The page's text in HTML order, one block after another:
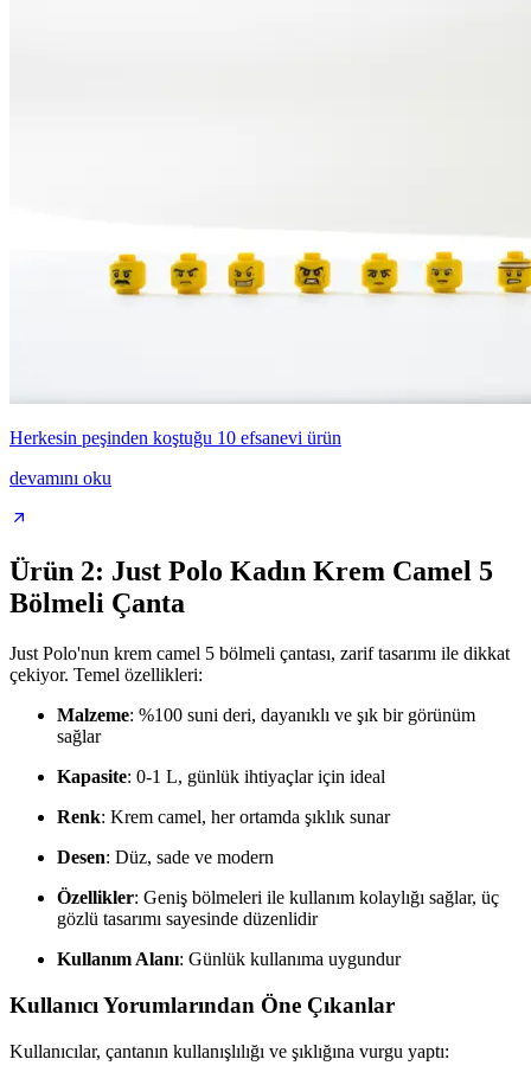
Herkesin peşinden koştuğu 10 efsanevi ürün
devamını oku
Ürün 2: Just Polo Kadın Krem Camel 5
Bölmeli Çanta
Just Polo'nun krem camel 5 bölmeli çantası, zarif tasarımı ile dikkat
çekiyor. Temel özellikleri:
Malzeme: %100 suni deri, dayanıklı ve şık bir görünüm
sağlar
Kapasite: 0-1 L, günlük ihtiyaçlar için ideal
Renk: Krem camel, her ortamda şıklık sunar
Desen: Düz, sade ve modern
Özellikler: Geniş bölmeleri ile kullanım kolaylığı sağlar, üç
gözlü tasarımı sayesinde düzenlidir
Kullanım Alanı: Günlük kullanıma uygundur
Kullanıcı Yorumlarından Öne Çıkanlar
Kullanıcılar, çantanın kullanışlılığı ve şıklığına vurgu yaptı: